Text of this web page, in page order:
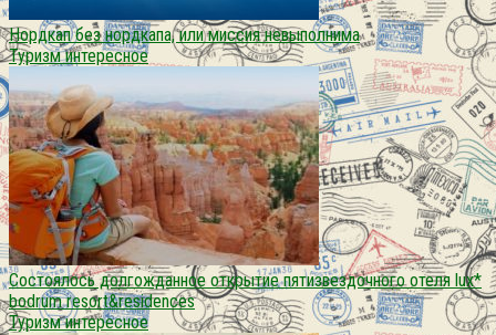
Нордкап без нордкапа, или миссия невыполнима
Туризм интересное
Состоялось долгожданное открытие пятизвездочного отеля lux*
bodrum resort&residences
Туризм интересное